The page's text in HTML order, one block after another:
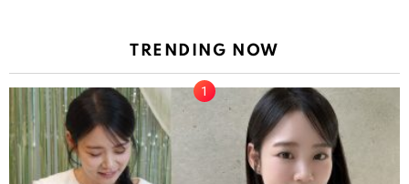
TRENDING NOW